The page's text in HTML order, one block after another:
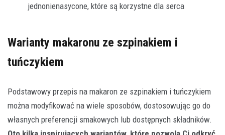
jednonienasycone, które są korzystne dla serca
Warianty makaronu ze szpinakiem i
tuńczykiem
Podstawowy przepis na makaron ze szpinakiem i tuńczykiem
można modyfikować na wiele sposobów, dostosowując go do
własnych preferencji smakowych lub dostępnych składników.